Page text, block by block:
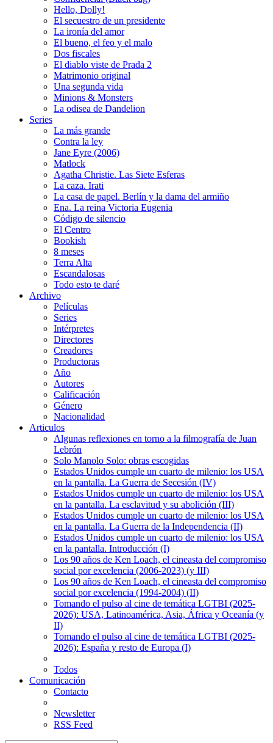
Hello, Dolly!
El secuestro de un presidente
La ironía del amor
El bueno, el feo y el malo
Dos fiscales
El diablo viste de Prada 2
Matrimonio original
Una segunda vida
Minions & Monsters
La odisea de Dandelion
Series
La más grande
Contra la ley
Jane Eyre (2006)
Matlock
Agatha Christie. Las Siete Esferas
La caza. Irati
La casa de papel. Berlín y la dama del armiño
Ena. La reina Victoria Eugenia
Código de silencio
El Centro
Bookish
8 meses
Terra Alta
Escandalosas
Todo esto te daré
Archivo
Películas
Series
Intérpretes
Directores
Creadores
Productoras
Año
Autores
Calificación
Género
Nacionalidad
Articulos
Algunas reflexiones en torno a la filmografía de Juan
Lebrón
Solo Manolo Solo: obras escogidas
Estados Unidos cumple un cuarto de milenio: los USA
en la pantalla. La Guerra de Secesión (IV)
Estados Unidos cumple un cuarto de milenio: los USA
en la pantalla. La esclavitud y su abolición (III)
Estados Unidos cumple un cuarto de milenio: los USA
en la pantalla. La Guerra de la Independencia (II)
Estados Unidos cumple un cuarto de milenio: los USA
en la pantalla. Introducción (I)
Los 90 años de Ken Loach, el cineasta del compromiso
social por excelencia (2006-2023) (y III)
Los 90 años de Ken Loach, el cineasta del compromiso
social por excelencia (1994-2004) (II)
Tomando el pulso al cine de temática LGTBI (2025-
2026): USA, Latinoamérica, Asia, África y Oceanía (y
II)
Tomando el pulso al cine de temática LGTBI (2025-
2026): España y resto de Europa (I)
Todos
Comunicación
Contacto
Newsletter
RSS Feed